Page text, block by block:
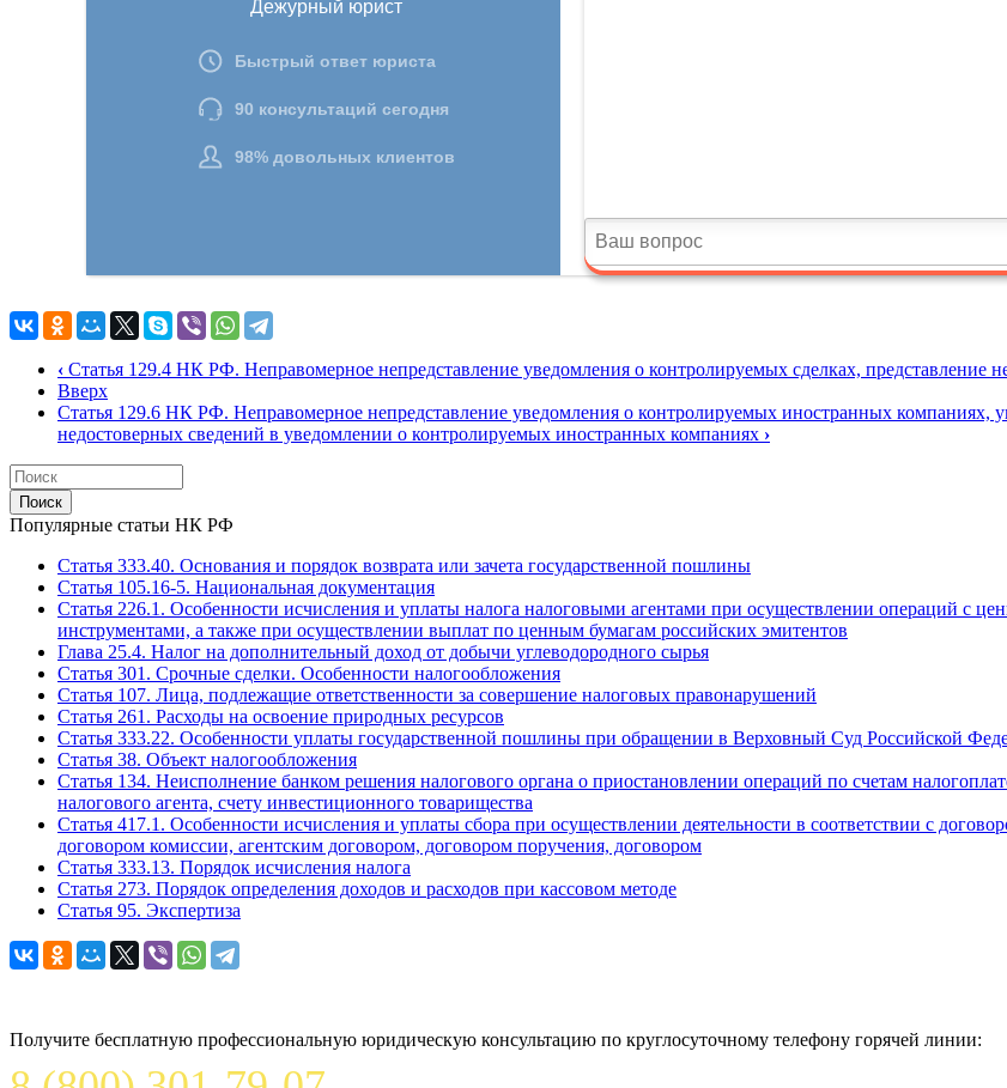
‹ Статья 129.4 НК РФ. Неправомерное непредставление уведомления о контролируемых сделках, представление
Вверх
Статья 129.6 НК РФ. Неправомерное непредставление уведомления о контролируемых иностранных компаниях,
недостоверных сведений в уведомлении о контролируемых иностранных компаниях ›
Поиск
Популярные статьи НК РФ
Статья 333.40. Основания и порядок возврата или зачета государственной пошлины
Статья 105.16-5. Национальная документация
Статья 226.1. Особенности исчисления и уплаты налога налоговыми агентами при осуществлении операций с
инструментами, а также при осуществлении выплат по ценным бумагам российских эмитентов
Глава 25.4. Налог на дополнительный доход от добычи углеводородного сырья
Статья 301. Срочные сделки. Особенности налогообложения
Статья 107. Лица, подлежащие ответственности за совершение налоговых правонарушений
Статья 261. Расходы на освоение природных ресурсов
Статья 333.22. Особенности уплаты государственной пошлины при обращении в Верховный Суд Российской
Статья 38. Объект налогообложения
Статья 134. Неисполнение банком решения налогового органа о приостановлении операций по счетам
налогового агента, счету инвестиционного товарищества
Статья 417.1. Особенности исчисления и уплаты сбора при осуществлении деятельности в соответствии с
договором комиссии, агентским договором, договором поручения, договором
Статья 333.13. Порядок исчисления налога
Статья 273. Порядок определения доходов и расходов при кассовом методе
Статья 95. Экспертиза
Получите бесплатную профессиональную юридическую консультацию по круглосуточному телефону горячей линии: